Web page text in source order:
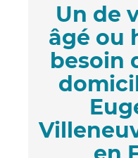
Un de
âgé ou
besoin